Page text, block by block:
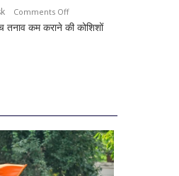
अलर्ट
of
ज्यादा
फायदा,
जानिए
Comments Offon
Trump
बढ़ी
किरकिरी!
मध्यस्थ
देशों
तनाव कम कराने की कोशिशों